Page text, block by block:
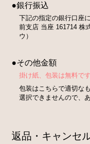
●銀行振込
下記の指定の銀行口座
前支店 当座 161714 株
ウ）
●その他金額
掛け紙、包装は無料です
包装はこちらで適切な
選択できませんので、
返品・キャンセ